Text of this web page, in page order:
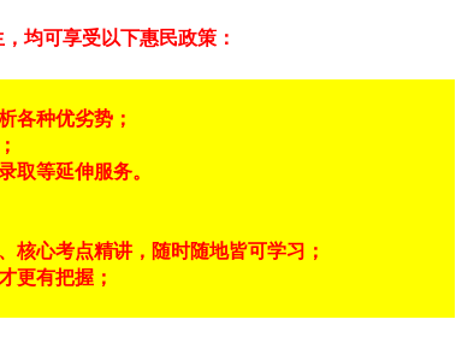
均可享受以下惠民政策：
各种优劣势；
取等延伸服务。
心考点精讲，随时随地皆可学习；
更有把握；